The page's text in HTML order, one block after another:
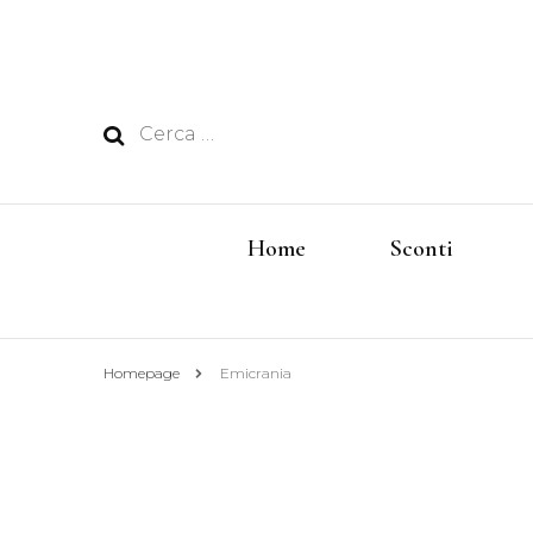
Ricerca
Home Sconti
Homepage Emicrania